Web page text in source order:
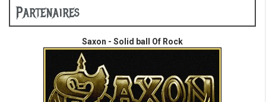
Partenaires
Saxon - Solid ball Of Rock